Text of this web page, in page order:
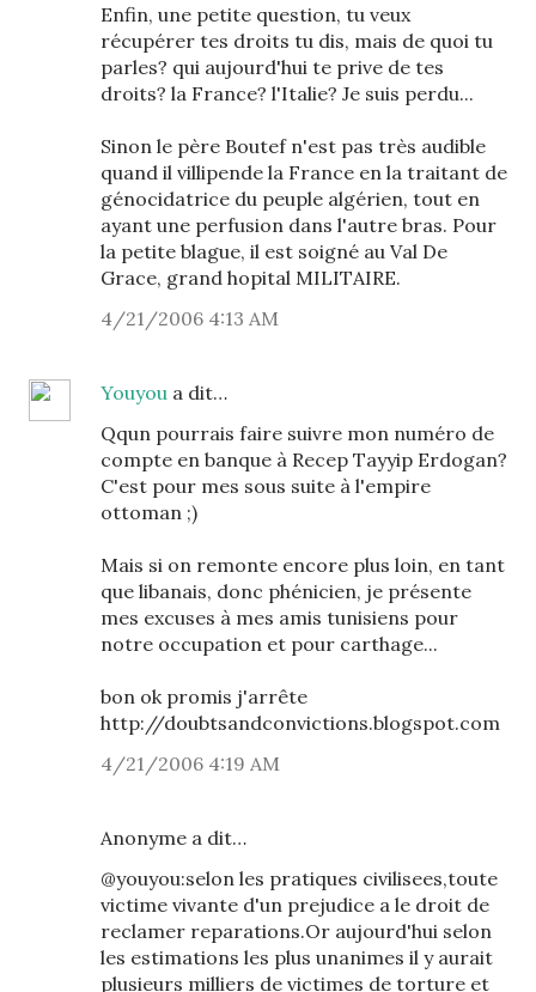
Enfin, une petite question, tu veux
récupérer tes droits tu dis, mais de quoi tu
parles? qui aujourd'hui te prive de tes
droits? la France? l'Italie? Je suis perdu...
Sinon le père Boutef n'est pas très audible
quand il villipende la France en la traitant de
génocidatrice du peuple algérien, tout en
ayant une perfusion dans l'autre bras. Pour
la petite blague, il est soigné au Val De
Grace, grand hopital MILITAIRE.
4/21/2006 4:13 AM
Youyou a dit…
Qqun pourrais faire suivre mon numéro de
compte en banque à Recep Tayyip Erdogan?
C'est pour mes sous suite à l'empire
ottoman ;)
Mais si on remonte encore plus loin, en tant
que libanais, donc phénicien, je présente
mes excuses à mes amis tunisiens pour
notre occupation et pour carthage...
bon ok promis j'arrête
http://doubtsandconvictions.blogspot.com
4/21/2006 4:19 AM
Anonyme a dit…
@youyou:selon les pratiques civilisees,toute
victime vivante d'un prejudice a le droit de
reclamer reparations.Or aujourd'hui selon
les estimations les plus unanimes il y aurait
plusieurs milliers de victimes de torture et